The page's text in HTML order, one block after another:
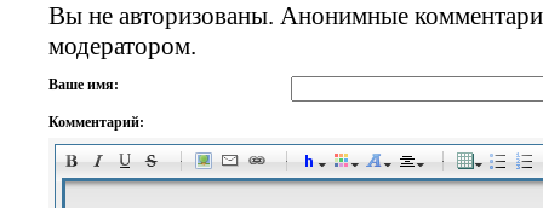
Вы не авторизованы. Анонимные
модератором.
Ваше имя:
Комментарий:
-
-
-
-
-
-